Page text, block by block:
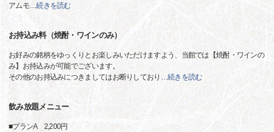
アムモ…続きを読む
お持込み料（焼酎・ワインのみ）
お好みの銘柄をゆっくりとお楽しみいただけますよう、当館では【焼酎・ワインの
み】お持込みが可能でございます。
その他のお持込みにつきましてはお断りしており …続きを読む
飲み放題メニュー
■プランA 2,200円